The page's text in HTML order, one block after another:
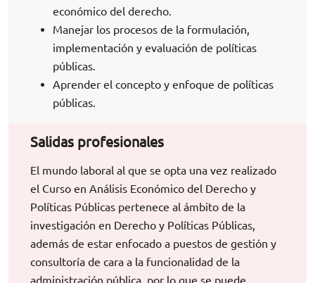
económico del derecho.
Manejar los procesos de la formulación,
implementación y evaluación de políticas
públicas.
Aprender el concepto y enfoque de políticas
públicas.
Salidas profesionales
El mundo laboral al que se opta una vez realizado
el Curso en Análisis Económico del Derecho y
Políticas Públicas pertenece al ámbito de la
investigación en Derecho y Políticas Públicas,
además de estar enfocado a puestos de gestión y
consultoría de cara a la funcionalidad de la
administración pública, por lo que se puede